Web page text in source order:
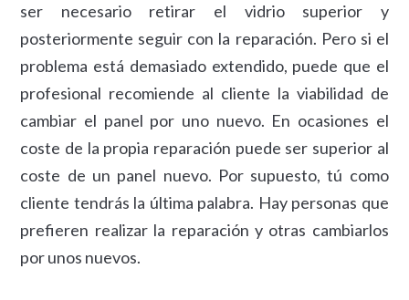
ser necesario retirar el vidrio superior y
posteriormente seguir con la reparación. Pero si el
problema está demasiado extendido, puede que el
profesional recomiende al cliente la viabilidad de
cambiar el panel por uno nuevo. En ocasiones el
coste de la propia reparación puede ser superior al
coste de un panel nuevo. Por supuesto, tú como
cliente tendrás la última palabra. Hay personas que
prefieren realizar la reparación y otras cambiarlos
por unos nuevos.